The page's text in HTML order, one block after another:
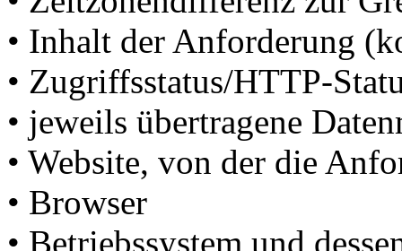
• Inhalt der Anforderung
• Zugriffsstatus/HTTP-
• jeweils übertragene
• Website, von der die
• Browser
• Betriebssystem und